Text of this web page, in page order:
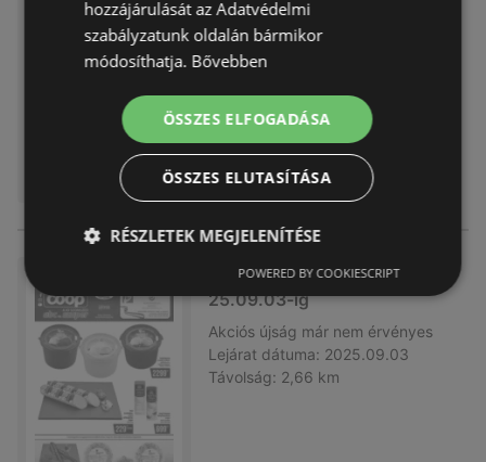
Akciós újság már nem érvényes
Lejárat dátuma:
Távolság:
Coop újság érvényessége 20
25.09.03-ig
Akciós újság már nem érvényes
Lejárat dátuma: 2025.09.03
Távolság: 2,66 km
hozzájárulását az Adatvédelmi
szabályzatunk oldalán bármikor
módosíthatja. Bővebben
ÖSSZES ELFOGADÁSA
ÖSSZES ELUTASÍTÁSA
RÉSZLETEK MEGJELENÍTÉSE
POWERED BY COOKIESCRIPT